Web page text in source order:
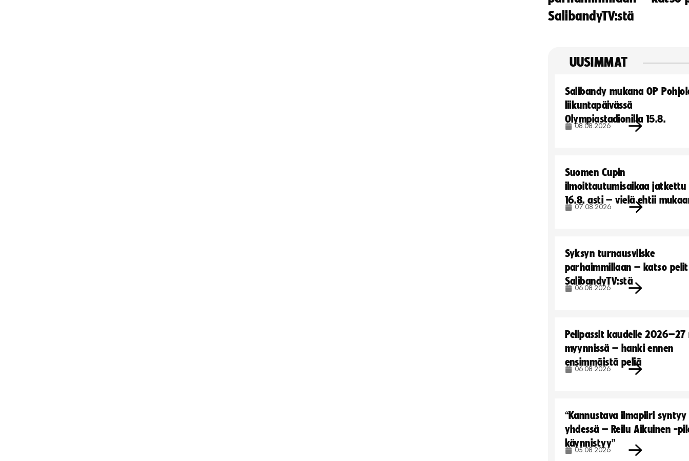
SalibandyTV:stä
UUSIMMAT
Salibandy mukana OP
liikuntapäivässä
Olympiastadionilla 15.8.
08.08.2026
Suomen Cupin
ilmoittautumisaikaa jatkettu
16.8. asti – vielä ehtii
07.08.2026
Syksyn turnausvilske
parhaimmillaan – katso pelit
SalibandyTV:stä
06.08.2026
Pelipassit kaudelle
myynnissä – hanki ennen
ensimmäistä peliä
06.08.2026
“Kannustava ilmapiiri syntyy
yhdessä – Reilu Aikuinen -
käynnistyy”
05.08.2026